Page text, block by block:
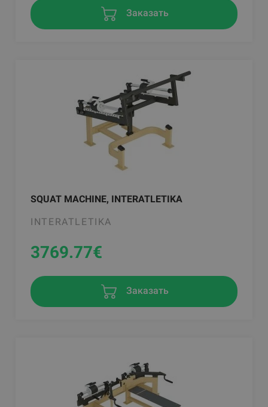
Заказать
SQUAT MACHINE, INTERATLETIKA
INTERATLETIKA
3769.77€
Заказать